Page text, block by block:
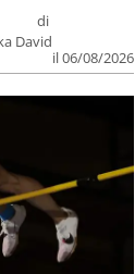
di
David
il 06/08/2026